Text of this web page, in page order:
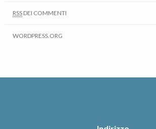
RSS DEI COMMENTI
WORDPRESS.ORG